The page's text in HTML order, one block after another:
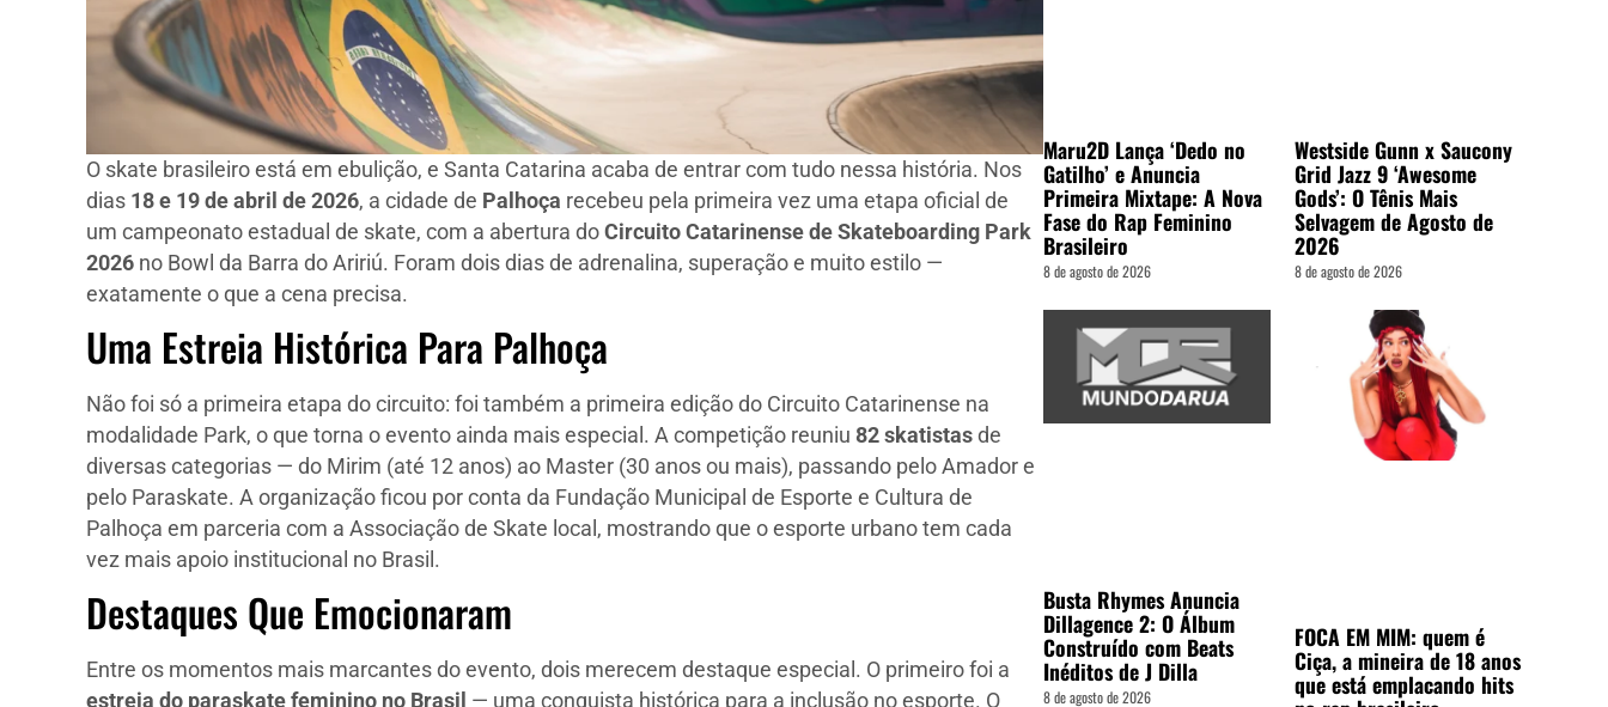
O skate brasileiro está em ebulição, e Santa Catarina acaba de entrar com tudo nessa história. Nos
dias 18 e 19 de abril de 2026, a cidade de Palhoça recebeu pela primeira vez uma etapa oficial de
um campeonato estadual de skate, com a abertura do Circuito Catarinense de Skateboarding Park
2026 no Bowl da Barra do Aririú. Foram dois dias de adrenalina, superação e muito estilo —
exatamente o que a cena precisa.
Uma Estreia Histórica Para Palhoça
Não foi só a primeira etapa do circuito: foi também a primeira edição do Circuito Catarinense na
modalidade Park, o que torna o evento ainda mais especial. A competição reuniu 82 skatistas de
diversas categorias — do Mirim (até 12 anos) ao Master (30 anos ou mais), passando pelo Amador e
pelo Paraskate. A organização ficou por conta da Fundação Municipal de Esporte e Cultura de
Palhoça em parceria com a Associação de Skate local, mostrando que o esporte urbano tem cada
vez mais apoio institucional no Brasil.
Destaques Que Emocionaram
Entre os momentos mais marcantes do evento, dois merecem destaque especial. O primeiro foi a
estreia do paraskate feminino no Brasil — uma conquista histórica para a inclusão no esporte. O
Maru2D Lança ‘Dedo no
Gatilho’ e Anuncia
Primeira Mixtape: A Nova
Fase do Rap Feminino
Brasileiro
8 de agosto de 2026
Westside Gunn x Saucony
Grid Jazz 9 ‘Awesome
Gods’: O Tênis Mais
Selvagem de Agosto de
2026
8 de agosto de 2026
Busta Rhymes Anuncia
Dillagence 2: O Álbum
Construído com Beats
Inéditos de J Dilla
8 de agosto de 2026
FOCA EM MIM: quem é
Ciça, a mineira de 18 anos
que está emplacando hits